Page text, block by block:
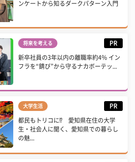
ンケートから知るダークパターン入門
将来を考える PR
新卒社員の3年以内の離職率約4% イン
フラを“錆び”から守るナカボーテッ...
大学生活 PR
都民もトリコに⁉ 愛知県在住の大学
生・社会人に聞く、愛知県での暮らし
の魅...